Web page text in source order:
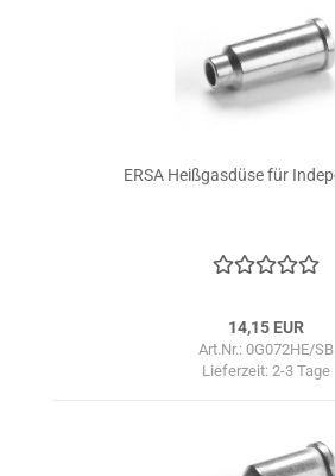
ERSA Heißgasdüse für
14,15 EUR
Art.Nr.: 0G072HE/SB
Lieferzeit: 2-3 Tage